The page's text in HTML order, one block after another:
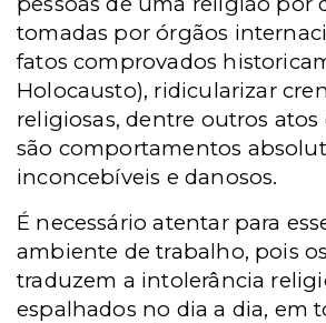
tomadas por órgãos
fatos comprovados
Holocausto), ridicularizar
religiosas, dentre outros atos
são comportamentos
inconcebíveis e danosos.
É necessário atentar para
ambiente de trabalho, pois
traduzem a intolerância
espalhados no dia a dia, em